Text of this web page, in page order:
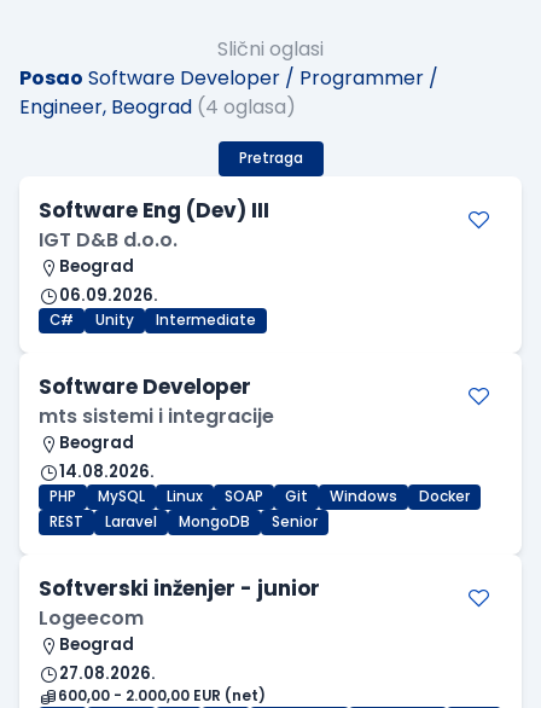
Slični oglasi
Posao Software Developer / Programmer /
Engineer, Beograd (4 oglasa)
Pretraga
Software Eng (Dev) III
IGT D&B d.o.o.
Beograd
06.09.2026.
C# Unity Intermediate
Software Developer
mts sistemi i integracije
Beograd
14.08.2026.
PHP MySQL Linux SOAP Git Windows
Docker
REST
Laravel MongoDB Senior
Softverski inženjer - junior
Logeecom
Beograd
27.08.2026.
600,00 - 2.000,00 EUR (net)